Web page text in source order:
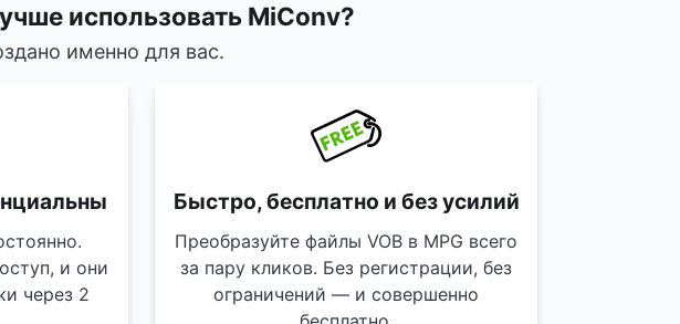
использовать MiConv?
именно для вас.
и они
через 2
Быстро, бесплатно и без усилий
Преобразуйте файлы VOB в MPG всего
за пару кликов. Без регистрации, без
ограничений — и совершенно